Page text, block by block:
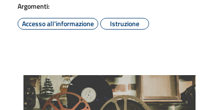
Argomenti:
Accesso all'informazione
Istruzione